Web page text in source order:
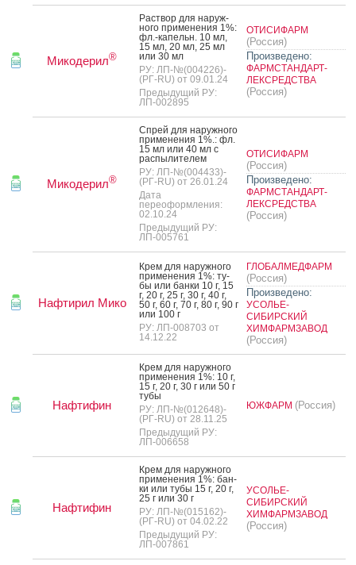
Микодерил®
Рас­твор для на­руж­
но­го при­мене­ния 1%:
фл.-ка­пельн. 10 мл,
15 мл, 20 мл, 25 мл
или 30 мл
РУ: ЛП-№(004226)-
(РГ-RU) от 09.01.24
Предыдущий РУ:
ЛП-002895
ОТИСИФАРМ
(Россия)
Произведено:
ФАРМСТАНДАРТ-
ЛЕКСРЕДСТВА
(Россия)
Микодерил®
Спрей для на­руж­но­го
при­мене­ния 1%.: фл.
15 мл или 40 мл с
рас­пы­лите­лем
РУ: ЛП-№(004433)-
(РГ-RU) от 26.01.24
Дата
переоформления:
02.10.24
Предыдущий РУ:
ЛП-005761
ОТИСИФАРМ
(Россия)
Произведено:
ФАРМСТАНДАРТ-
ЛЕКСРЕДСТВА
(Россия)
Нафтирил Мико
Крем для на­руж­но­го
при­мене­ния 1%: ту­
бы или бан­ки 10 г, 15
г, 20 г, 25 г, 30 г, 40 г,
50 г, 60 г, 70 г, 80 г, 90 г
или 100 г
РУ: ЛП-008703 от
14.12.22
ГЛОБАЛМЕДФАРМ
(Россия)
Произведено:
УСОЛЬЕ-
СИБИРСКИЙ
ХИМФАРМЗАВОД
(Россия)
Нафтифин
Крем для на­руж­но­го
при­мене­ния 1%: 10 г,
15 г, 20 г, 30 г или 50 г
ту­бы
РУ: ЛП-№(012648)-
(РГ-RU) от 28.11.25
Предыдущий РУ:
ЛП-006658
ЮЖФАРМ (Россия)
Нафтифин
Крем для на­руж­но­го
при­мене­ния 1%: бан­
ки или ту­бы 15 г, 20 г,
25 г или 30 г
РУ: ЛП-№(015162)-
(РГ-RU) от 04.02.22
Предыдущий РУ:
ЛП-007861
УСОЛЬЕ-
СИБИРСКИЙ
ХИМФАРМЗАВОД
(Россия)